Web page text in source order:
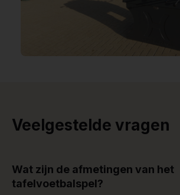
Veelgestelde vragen
Wat zijn de afmetingen van het
tafelvoetbalspel?